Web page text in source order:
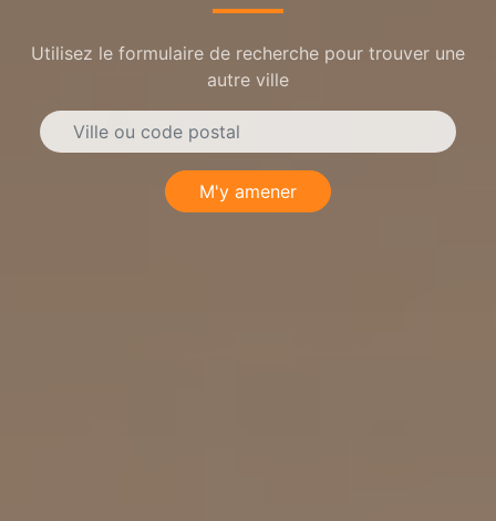
Utilisez le formulaire de recherche pour trouver une
autre ville
M'y amener